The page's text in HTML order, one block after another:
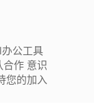
公工具
作 意识
的加入